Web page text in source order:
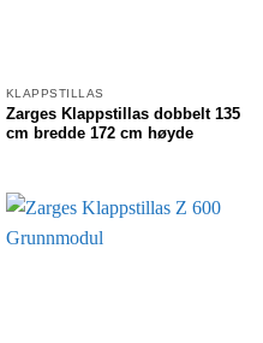
KLAPPSTILLAS
Zarges Klappstillas dobbelt 135
cm bredde 172 cm høyde